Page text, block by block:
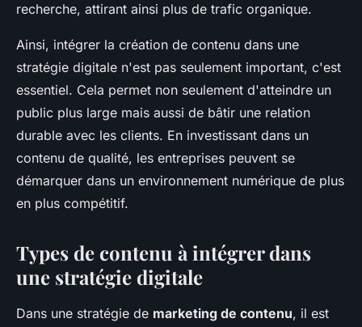
recherche, attirant ainsi plus de trafic organique.
Ainsi, intégrer la création de contenu dans une
stratégie digitale n'est pas seulement important, c'est
essentiel. Cela permet non seulement d'atteindre un
public plus large mais aussi de bâtir une relation
durable avec les clients. En investissant dans un
contenu de qualité, les entreprises peuvent se
démarquer dans un environnement numérique de plus
en plus compétitif.
Types de contenu à intégrer dans
une stratégie digitale
Dans une stratégie de marketing de contenu, il est